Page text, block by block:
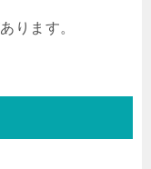
ります。